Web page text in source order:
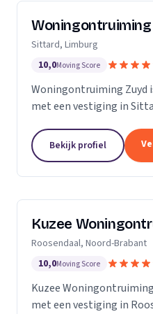
Woningontruiming
Sittard, Limburg
10,0Moving Score
Woningontruiming Zuyd
met een vestiging in
een 5.Bekijk profiel
Kuzee
Roosendaal, Noord-Brabant
10,0Moving Score
Kuzee
met een vestiging in